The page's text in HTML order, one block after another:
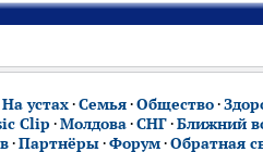
На устах·Семья·Общество·
Clip ·Молдова·СНГ·Ближний
·Партнёры·Форум·Обратная